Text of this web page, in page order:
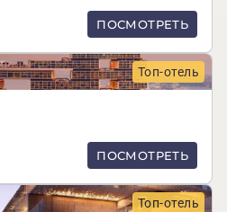
ПОСМОТРЕТЬ
Топ-отель
ПОСМОТРЕТЬ
Топ-отель